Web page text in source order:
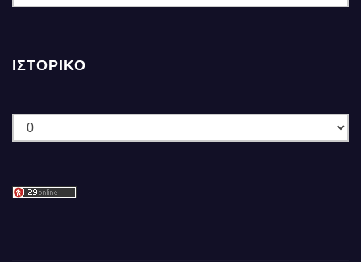
ΙΣΤΟΡΙΚΌ
Ιστορικό